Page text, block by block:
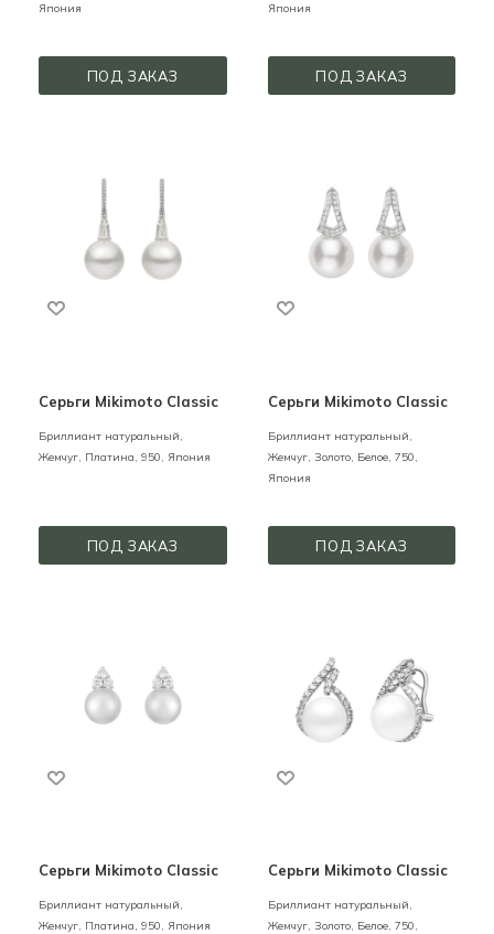
Япония
ПОД ЗАКАЗ
Япония
ПОД ЗАКАЗ
Серьги Mikimoto Classic
Бриллиант натуральный,
Жемчуг, Платина, 950, Япония
ПОД ЗАКАЗ
Серьги Mikimoto Classic
Бриллиант натуральный,
Жемчуг, Золото, Белое, 750,
Япония
ПОД ЗАКАЗ
Серьги Mikimoto Classic
Бриллиант натуральный,
Жемчуг, Платина, 950, Япония
Серьги Mikimoto Classic
Бриллиант натуральный,
Жемчуг, Золото, Белое, 750,